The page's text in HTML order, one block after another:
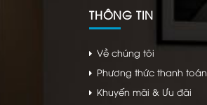
THÔNG TIN
Về chúng tôi
Phương thức thanh toán
Khuyến mãi & Ưu đãi